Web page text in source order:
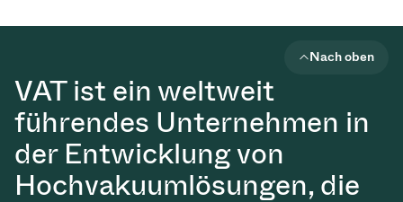
VAT ist ein weltweit
führendes Unternehmen in
der Entwicklung von
Hochvakuumlösungen, die
Nach oben